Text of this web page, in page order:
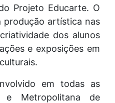
Projeto Educarte. O
produção artística nas
dos alunos
e exposições em
em todas as
e Metropolitana de